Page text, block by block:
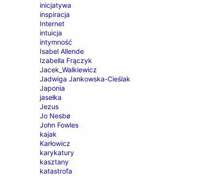
inicjatywa
inspiracja
Internet
intuicja
intymność
Isabel Allende
Izabella Frączyk
Jacek_Walkiewicz
Jadwiga Jankowska-Cieślak
Japonia
jasełka
Jezus
Jo Nesbø
John Fowles
kajak
Karłowicz
karykatury
kasztany
katastrofa